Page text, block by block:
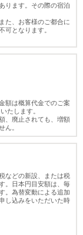
ります。その際の宿泊
た、お客様のご都合に
となります。
額は概算代金でのご案
たします。
、廃止されても、増額
ん。
などの新設、または税
。日本円目安額は、毎
。為替変動による追加
し込みをいただいた時